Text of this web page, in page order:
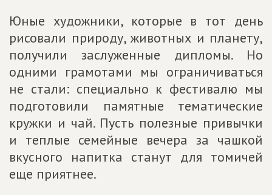
Юные художники, которые в тот день
рисовали природу, животных и планету,
получили заслуженные дипломы. Но
одними грамотами мы ограничиваться
не стали: специально к фестивалю мы
подготовили памятные тематические
кружки и чай. Пусть полезные привычки
и теплые семейные вечера за чашкой
вкусного напитка станут для томичей
еще приятнее.